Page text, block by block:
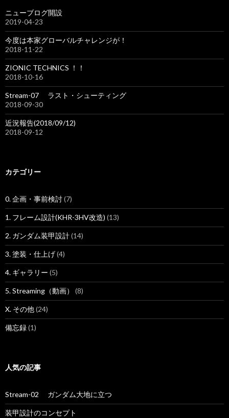
ニューブログ開設
2019-04-23
今度は本家グローバルチャレンジが！
2018-11-22
ZIONIC TECHNICS ！！
2018-10-16
Stream-07 ラスト・シューティング
2018-09-30
近況報告(2018/09/12)
2018-09-12
カテゴリー
0. 企画・事前検討(7)
1. フレーム設計(KHR-3HV改造) (13)
2. ガンダム装甲設計(14)
3. 塗装・仕上げ(4)
4. ギャラリー (5)
5. Streaming（動画） (8)
X. その他(24)
備忘録(1)
人気の記事
Stream-02 ガンダム大地に立つ
装甲設計のコンセプト